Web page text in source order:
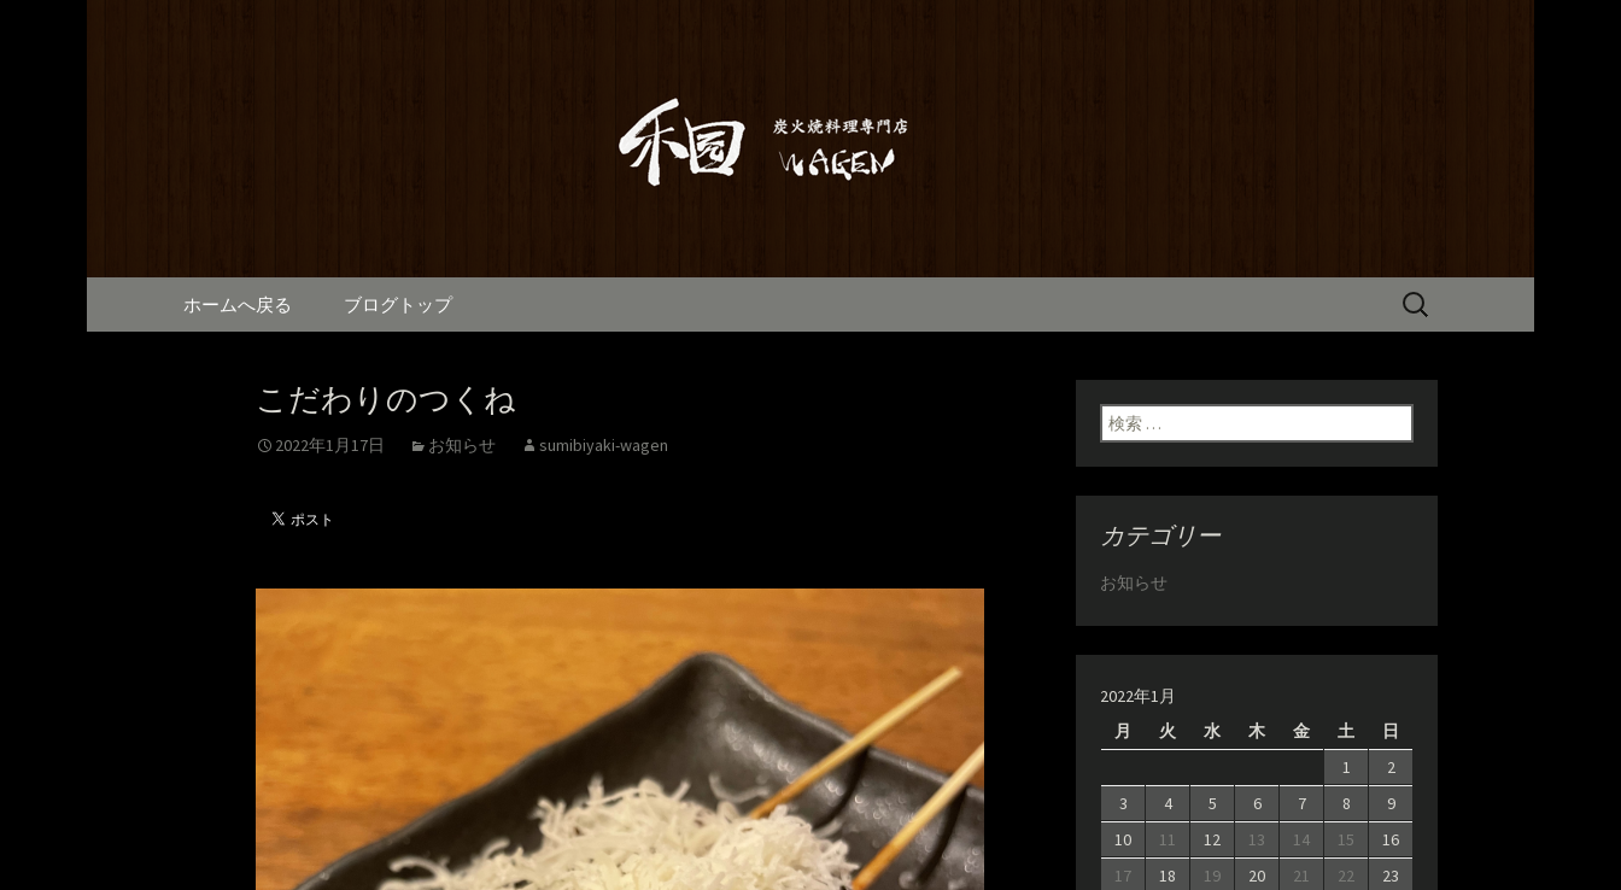
和元からのお知らせ
コンテンツへ移動
ホームへ戻る ブログトップ
検
こだわりのつくね
2022年1月17日 お知らせ sumibiyaki-wagen
検索:
カテゴリー
お知らせ
2022年1月
月
火 水 木 金 土 日
1
2
3
4 5 6 7 8
9
10
11 12 13 14 15
16
17
18 19 20 21 22
23